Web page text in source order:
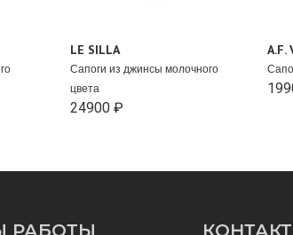
LE SILLA
Сапоги из джинсы молочного
цвета
24900 ₽
A.F.